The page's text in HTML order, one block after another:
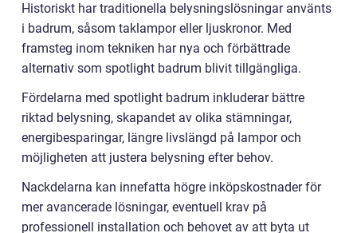
Historiskt har traditionella belysningslösningar använts
i badrum, såsom taklampor eller ljuskronor. Med
framsteg inom tekniken har nya och förbättrade
alternativ som spotlight badrum blivit tillgängliga.
Fördelarna med spotlight badrum inkluderar bättre
riktad belysning, skapandet av olika stämningar,
energibesparingar, längre livslängd på lampor och
möjligheten att justera belysning efter behov.
Nackdelarna kan innefatta högre inköpskostnader för
mer avancerade lösningar, eventuell krav på
professionell installation och behovet av att byta ut